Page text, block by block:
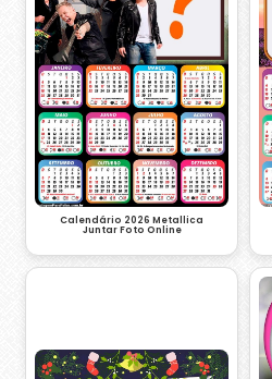
Calendário 2026 Metallica
Juntar Foto Online